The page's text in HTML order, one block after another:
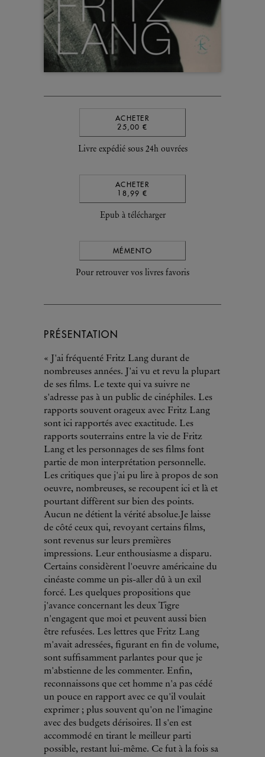
ACHETER
25,00 €
Livre expédié sous 24h ouvrées
ACHETER
18,99 €
Epub à télécharger
MÉMENTO
Pour retrouver vos livres favoris
PRÉSENTATION
« J'ai fréquenté Fritz Lang durant de
nombreuses années. J'ai vu et revu la plupart
de ses films. Le texte qui va suivre ne
s'adresse pas à un public de cinéphiles. Les
rapports souvent orageux avec Fritz Lang
sont ici rapportés avec exactitude. Les
rapports souterrains entre la vie de Fritz
Lang et les personnages de ses films font
partie de mon interprétation personnelle.
Les critiques que j'ai pu lire à propos de son
oeuvre, nombreuses, se recoupent ici et là et
pourtant diffèrent sur bien des points.
Aucun ne détient la vérité absolue.Je laisse
de côté ceux qui, revoyant certains films,
sont revenus sur leurs premières
impressions. Leur enthousiasme a disparu.
Certains considèrent l'oeuvre américaine du
cinéaste comme un pis-aller dû à un exil
forcé. Les quelques propositions que
j'avance concernant les deux Tigre
n'engagent que moi et peuvent aussi bien
être refusées. Les lettres que Fritz Lang
m'avait adressées, figurant en fin de volume,
sont suffisamment parlantes pour que je
m'abstienne de les commenter. Enfin,
reconnaissons que cet homme n'a pas cédé
un pouce en rapport avec ce qu'il voulait
exprimer ; plus souvent qu'on ne l'imagine
avec des budgets dérisoires. Il s'en est
accommodé en tirant le meilleur parti
possible, restant lui-même. Ce fut à la fois sa